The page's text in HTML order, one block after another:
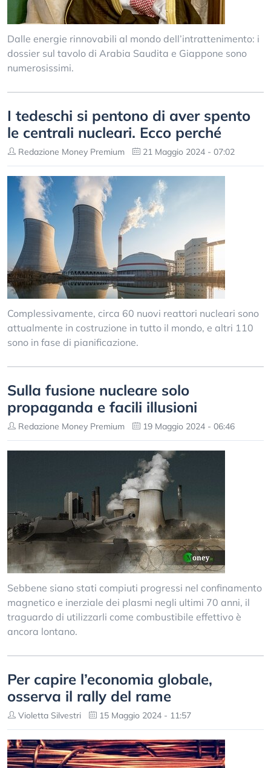
Dalle energie rinnovabili al mondo dell’intrattenimento: i
dossier sul tavolo di Arabia Saudita e Giappone sono
numerosissimi.
I tedeschi si pentono di aver spento
le centrali nucleari. Ecco perché
Redazione Money Premium 21 Maggio 2024 - 07:02
Complessivamente, circa 60 nuovi reattori nucleari sono
attualmente in costruzione in tutto il mondo, e altri 110
sono in fase di pianificazione.
Sulla fusione nucleare solo
propaganda e facili illusioni
Redazione Money Premium 19 Maggio 2024 - 06:46
Sebbene siano stati compiuti progressi nel confinamento
magnetico e inerziale dei plasmi negli ultimi 70 anni, il
traguardo di utilizzarli come combustibile effettivo è
ancora lontano.
Per capire l’economia globale,
osserva il rally del rame
Violetta Silvestri 15 Maggio 2024 - 11:57